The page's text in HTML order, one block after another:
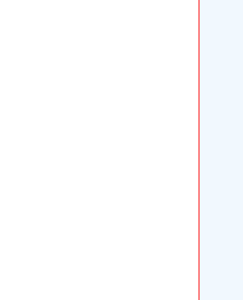
重庆长航汽车服务有限公司_【信用信息_诉讼信息
【海棠溪工商财税_海棠溪工商年检_海棠溪工商代
海棠溪公司注册_海棠溪注册公司_海棠溪代办注册
【重庆海棠溪工商注册|工商注册代理|工商注册代办
【重庆海棠溪香港公司注册|注册香港公司|香港公
重庆代理公司注册、代理个体注册、代理记账重庆
专业高效重庆公司注册一般纳税人申请代理记账重
重庆求谷科技有限公司_【电话地址_招聘信息_注
重庆鼎慧企业管理咨询有限公司联系方式_信用报
注册公司全城代理中、联系我们会有意想不到的收
【重庆金佳贝企业管理咨询有限公司工商信息】-阿